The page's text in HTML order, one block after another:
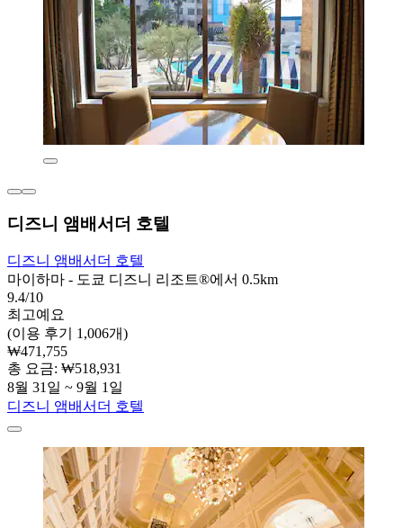
디즈니 앰배서더 호텔
디즈니 앰배서더 호텔
마이하마 - 도쿄 디즈니 리조트®에서 0.5km
9.4/10
최고예요
(이용 후기 1,006개)
₩471,755
총 요금: ₩518,931
8월 31일 ~ 9월 1일
디즈니 앰배서더 호텔